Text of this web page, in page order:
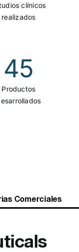
clínicos
realizados
45
Productos
Política